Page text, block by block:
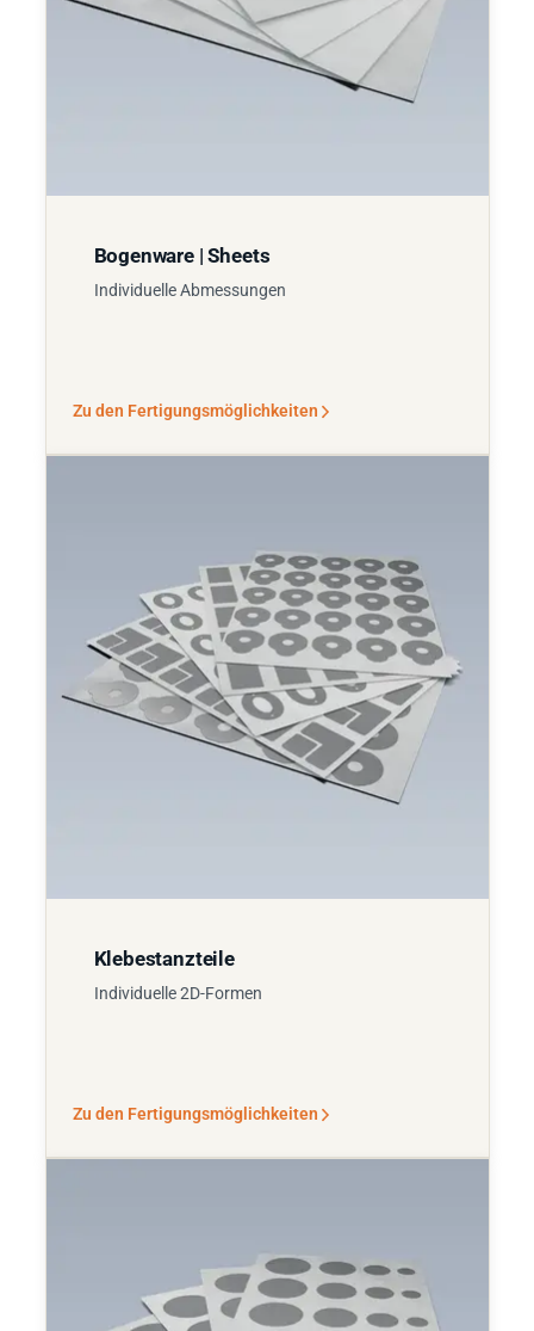
Bogenware | Sheets
Individuelle Abmessungen
Zu den Fertigungsmöglichkeiten
Klebestanzteile
Individuelle 2D-Formen
Zu den Fertigungsmöglichkeiten